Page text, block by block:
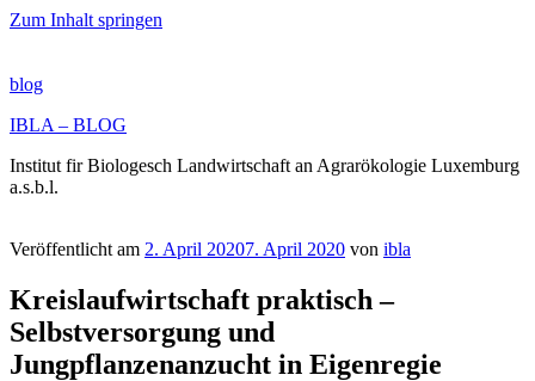
Zum Inhalt springen
blog
IBLA – BLOG
Institut fir Biologesch Landwirtschaft an Agrarökologie Luxemburg
a.s.b.l.
Veröffentlicht am 2. April 20207. April 2020 von ibla
Kreislaufwirtschaft praktisch –
Selbstversorgung und
Jungpflanzenanzucht in Eigenregie